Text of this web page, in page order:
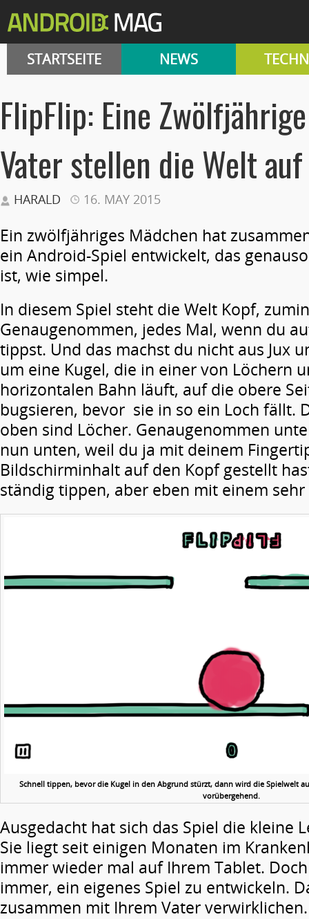
STARTSEITE NEWS
FlipFlip: Eine
Vater stellen die Welt
HARALD 16. MAY 2015
Ein zwölfjähriges Mädchen hat
ein Android-Spiel entwickelt, das
ist, wie simpel.
In diesem Spiel steht die Welt Kopf,
Genaugenommen, jedes Mal, wenn du
tippst. Und das machst du nicht aus Jux
um eine Kugel, die in einer von Löchern
horizontalen Bahn läuft, auf die obere
bugsieren, bevor sie in so ein Loch fällt.
oben sind Löcher. Genaugenommen
nun unten, weil du ja mit deinem
Bildschirminhalt auf den Kopf gestellt
ständig tippen, aber eben mit einem
Schnell tippen, bevor die Kugel in den Abgrund stürzt, dann wird die Spielwelt
vorübergehend.
Ausgedacht hat sich das Spiel die kleine
Sie liegt seit einigen Monaten im
immer wieder mal auf Ihrem Tablet.
immer, ein eigenes Spiel zu entwickeln.
zusammen mit Ihrem Vater verwirklichen.